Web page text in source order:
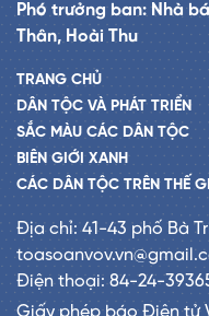
Phó trưởng ban: Nhà
Thân, Hoài Thu
TRANG CHỦ
DÂN TỘC VÀ PHÁT TRIỂN
SẮC MÀU CÁC DÂN TỘC
BIÊN GIỚI XANH
CÁC DÂN TỘC TRÊN THẾ
Địa chỉ: 41-43 phố Bà
Điện thoại: 84-24-
Giấy phép báo Điện tử